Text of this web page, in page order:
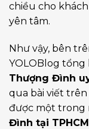
chiều cho
yên tâm.
Như vậy, bên
YOLOBlog tổng
Thượng Đình
qua bài viết
được một trong
Đình tại TPHCM